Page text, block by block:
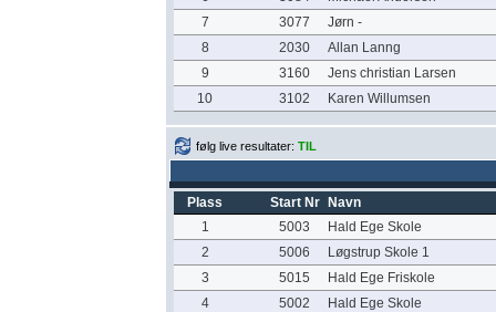
7
3077
Jørn -
8
2030
Allan Lanng
9
3160
Jens christian Larsen
10
3102 Karen Willumsen
følg live resultater: TIL
Plass Start Nr
Navn
1
5003
Hald Ege Skole
2
5006
Løgstrup Skole 1
3
5015
Hald Ege Friskole
4
5002
Hald Ege Skole